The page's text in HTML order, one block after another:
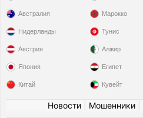
Австралия
Нидерланды
Австрия
Япония
Китай
Марокко
Тунис
Алжир
Египет
Кувейт
Новости| Мошенники|